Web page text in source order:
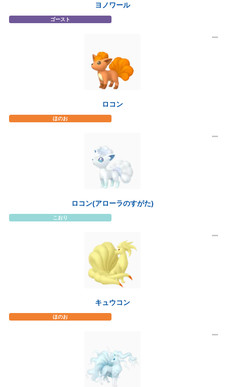
ヨノワール
ゴースト
ロコン
ほのお
ロコン(アローラのすがた)
こおり
キュウコン
ほのお